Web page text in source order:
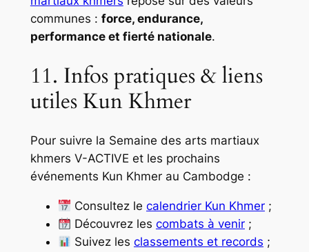
communes : force, endurance,
performance et fierté nationale.
11. Infos pratiques & liens
utiles Kun Khmer
Pour suivre la Semaine des arts martiaux
khmers V-ACTIVE et les prochains
événements Kun Khmer au Cambodge :
Consultez le calendrier Kun Khmer;
Découvrez les combats à venir;
Suivez les classements et records ;